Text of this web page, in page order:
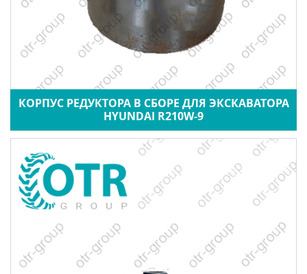
КОРПУС РЕДУКТОРА В СБОРЕ ДЛЯ ЭКСКАВАТОРА
HYUNDAI R210W-9